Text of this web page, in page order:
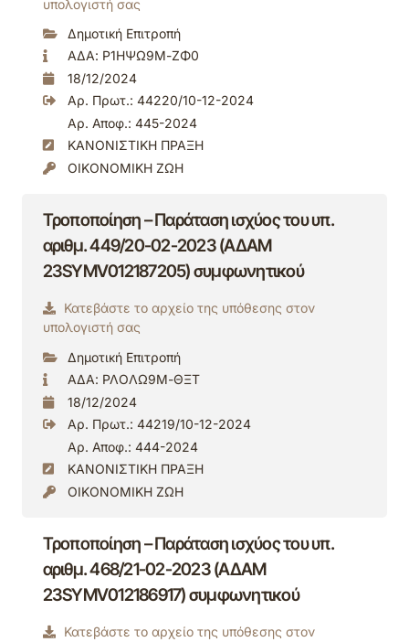
υπολογιστή σας
Δημοτική Επιτροπή
ΑΔΑ: Ρ1ΗΨΩ9Μ-ΖΦ0
18/12/2024
Αρ. Πρωτ.: 44220/10-12-2024
Αρ. Αποφ.: 445-2024
ΚΑΝΟΝΙΣΤΙΚΗ ΠΡΑΞΗ
ΟΙΚΟΝΟΜΙΚΗ ΖΩΗ
Τροποποίηση – Παράταση ισχύος του υπ.
αριθμ. 449/20-02-2023 (ΑΔΑΜ
23SYMV012187205) συμφωνητικού
Κατεβάστε το αρχείο της υπόθεσης στον
υπολογιστή σας
Δημοτική Επιτροπή
ΑΔΑ: ΡΛΟΛΩ9Μ-ΘΞΤ
18/12/2024
Αρ. Πρωτ.: 44219/10-12-2024
Αρ. Αποφ.: 444-2024
ΚΑΝΟΝΙΣΤΙΚΗ ΠΡΑΞΗ
ΟΙΚΟΝΟΜΙΚΗ ΖΩΗ
Τροποποίηση – Παράταση ισχύος του υπ.
αριθμ. 468/21-02-2023 (ΑΔΑΜ
23SYMV012186917) συμφωνητικού
Κατεβάστε το αρχείο της υπόθεσης στον